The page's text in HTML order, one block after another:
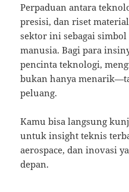
Perpaduan antara
presisi, dan riset
sektor ini sebagai
manusia. Bagi para
pencinta teknologi,
bukan hanya
peluang.
Kamu bisa langsung
untuk insight teknis
aerospace, dan inovasi
depan.